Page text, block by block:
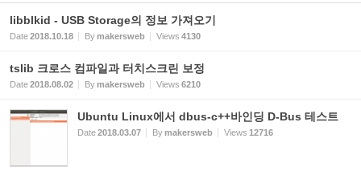
libblkid - USB Storage의 정보 가져오기
Date2018.10.18 Bymakersweb Views 4130
tslib 크로스 컴파일과 터치스크린 보정
Date2018.08.02 Bymakersweb Views 6210
Ubuntu Linux에서 dbus-c++바인딩 D-Bus 테스트
Date2018.03.07 Bymakersweb Views 12716